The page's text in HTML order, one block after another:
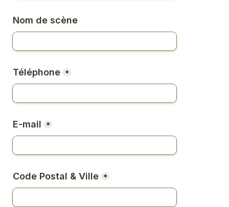
Nom de scène
Téléphone *
E-mail *
Code Postal & Ville *